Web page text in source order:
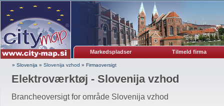
Markedspladser Tilmeld firma
» Slovenija » Slovenija vzhod » Firmaoversigt
Elektroværktøj - Slovenija vzhod
Brancheoversigt for område Slovenija vzhod